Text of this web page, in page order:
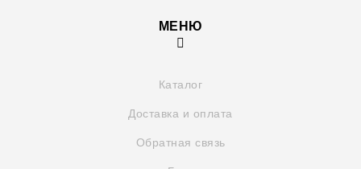
МЕНЮ
Каталог
Доставка и оплата
Обратная связь